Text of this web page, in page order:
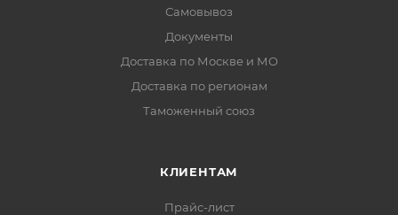
Самовывоз
Документы
Доставка по Москве и МО
Доставка по регионам
Таможенный союз
КЛИЕНТАМ
Прайс-лист